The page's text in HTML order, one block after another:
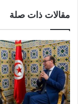
مقالات ذات صلة